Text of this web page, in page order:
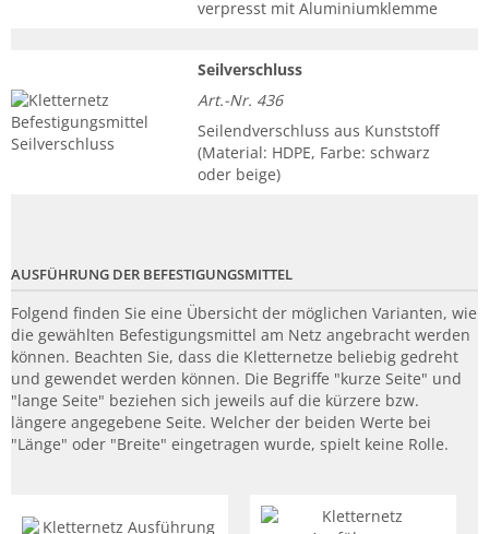
verpresst mit Aluminiumklemme
Seilverschluss
Art.-Nr. 436
Seilendverschluss aus Kunststoff
(Material: HDPE, Farbe: schwarz
oder beige)
AUSFÜHRUNG DER BEFESTIGUNGSMITTEL
Folgend finden Sie eine Übersicht der möglichen Varianten, wie
die gewählten Befestigungsmittel am Netz angebracht werden
können. Beachten Sie, dass die Kletternetze beliebig gedreht
und gewendet werden können. Die Begriffe "kurze Seite" und
"lange Seite" beziehen sich jeweils auf die kürzere bzw.
längere angegebene Seite. Welcher der beiden Werte bei
"Länge" oder "Breite" eingetragen wurde, spielt keine Rolle.